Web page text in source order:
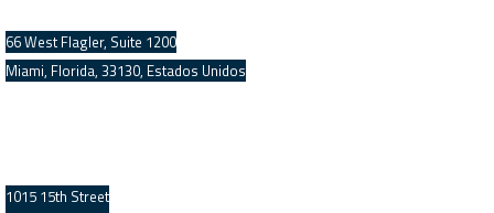
66 West Flagler, Suite 1200
Miami, Florida, 33130, Estados Unidos
1015 15th Street